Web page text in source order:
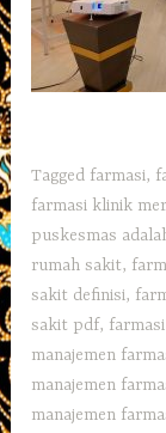
Tagged farmasi,
farmasi klinik
puskesmas
rumah sakit,
sakit definisi,
sakit pdf,
manajemen
manajemen
manajemen